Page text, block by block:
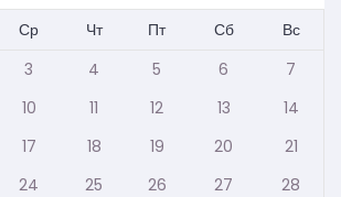
Ср Чт Пт Сб
Вс
3 4 5 6
7
10 11 12 13
14
17 18 19 20
21
24 25 26 27
28